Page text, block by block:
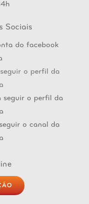
Sociais